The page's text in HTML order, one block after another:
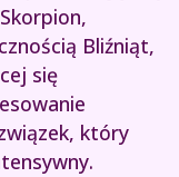
Bliźniąt,
się
który